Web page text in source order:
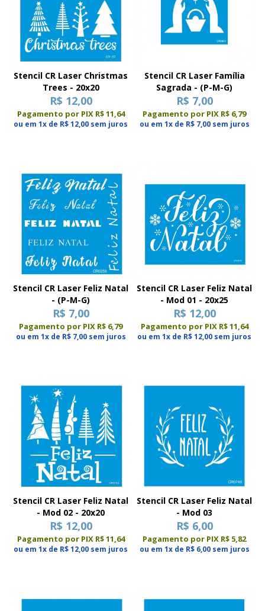
Stencil CR Laser Christmas
Trees - 20x20
R$ 12,00
Pagamento por PIX R$ 11,64
ou em 1x de R$ 12,00 sem juros
Stencil CR Laser Família
Sagrada - (P-M-G)
R$ 7,00
Pagamento por PIX R$ 6,79
ou em 1x de R$ 7,00 sem juros
Stencil CR Laser Feliz Natal
- (P-M-G)
R$ 7,00
Pagamento por PIX R$ 6,79
ou em 1x de R$ 7,00 sem juros
Stencil CR Laser Feliz Natal
- Mod 01 - 20x25
R$ 12,00
Pagamento por PIX R$ 11,64
ou em 1x de R$ 12,00 sem juros
Stencil CR Laser Feliz Natal
- Mod 02 - 20x20
R$ 12,00
Pagamento por PIX R$ 11,64
ou em 1x de R$ 12,00 sem juros
Stencil CR Laser Feliz Natal
- Mod 03
R$ 6,00
Pagamento por PIX R$ 5,82
ou em 1x de R$ 6,00 sem juros